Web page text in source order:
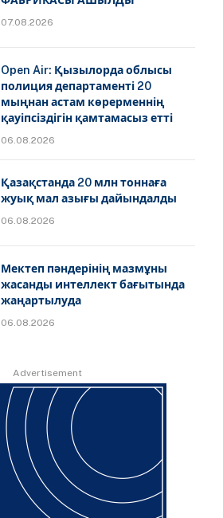
07.08.2026
Open Air: Қызылорда облысы
полиция департаменті 20
мыңнан астам көрерменнің
қауіпсіздігін қамтамасыз етті
06.08.2026
Қазақстанда 20 млн тоннаға
жуық мал азығы дайындалды
06.08.2026
Мектеп пәндерінің мазмұны
жасанды интеллект бағытында
жаңартылуда
06.08.2026
Advertisement